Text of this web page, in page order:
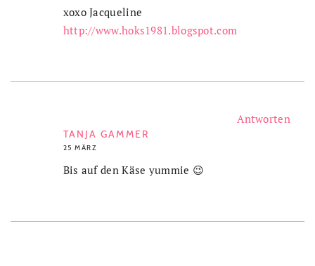
xoxo Jacqueline
http://www.hoks1981.blogspot.com
TANJA GAMMER
25 MÄRZ
Bis auf den Käse yummie 😉
Antworten